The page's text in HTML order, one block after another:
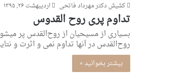
کشیش دکتر مهرداد فاتحی اردیبهشت ۲۶, ۱۳۹۵
تداوم پری روح القدوس
بسیاری از مسیحیان از روح‌القدس پر
روح‌القدس در آنها تداوم نمی و اثرت و
بیشتر بخوانید »